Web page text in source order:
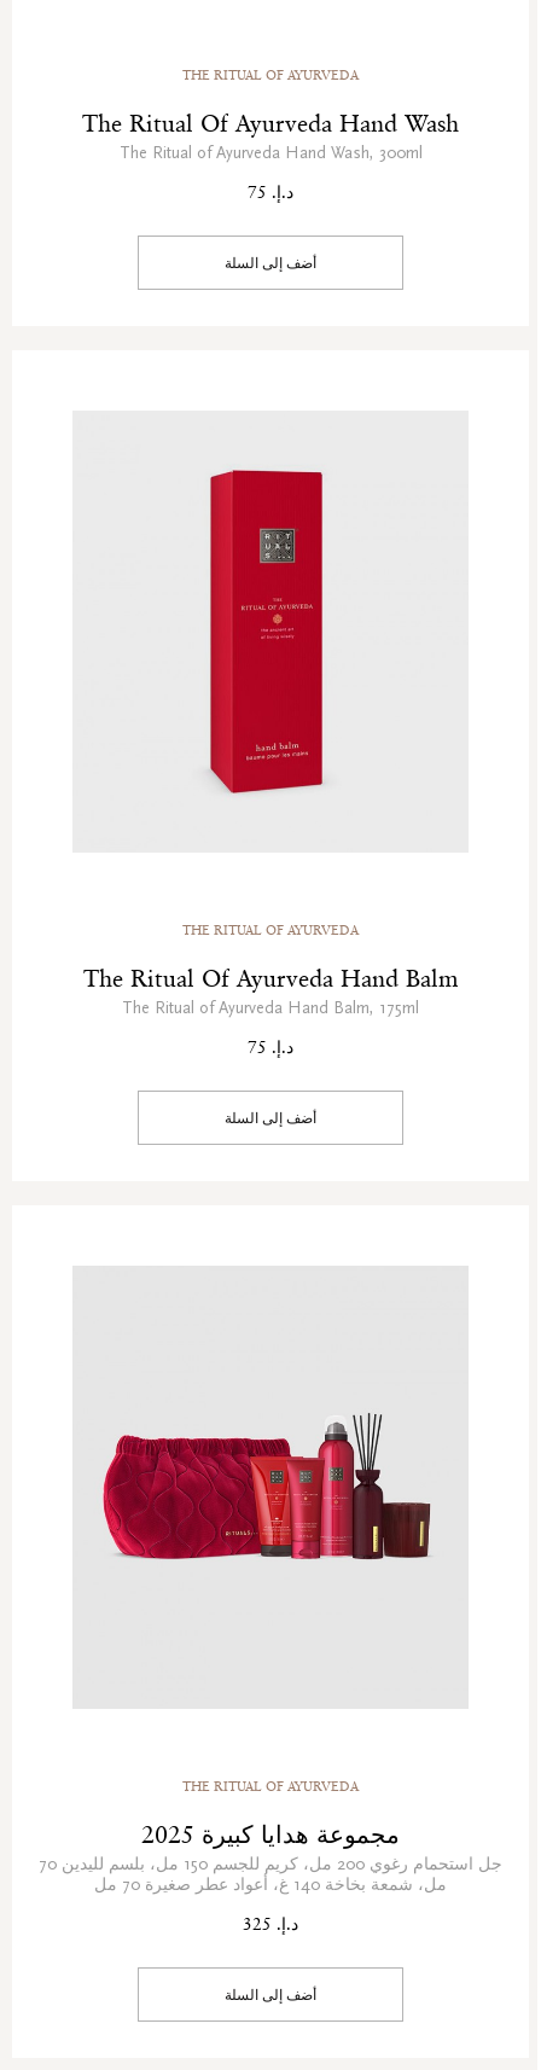
THE RITUAL OF AYURVEDA
The Ritual Of Ayurveda Hand Wash
The Ritual of Ayurveda Hand Wash, 300ml
د.إ. 75
أضف إلى السلة
THE RITUAL OF AYURVEDA
The Ritual Of Ayurveda Hand Balm
The Ritual of Ayurveda Hand Balm, 175ml
د.إ. 75
أضف إلى السلة
THE RITUAL OF AYURVEDA
مجموعة هدايا كبيرة 2025
جل استحمام رغوي 200 مل، كريم للجسم 150 مل، بلسم لليدين 70
مل، شمعة بخاخة 140 غ، أعواد عطر صغيرة 70 مل
د.إ. 325
أضف إلى السلة